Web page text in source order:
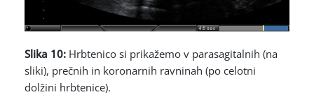
Slika 10: Hrbtenico si prikažemo v parasagitalnih (na
sliki), prečnih in koronarnih ravninah (po celotni
dolžini hrbtenice).